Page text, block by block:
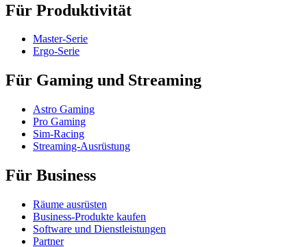
Für Produktivität
Master-Serie
Ergo-Serie
Für Gaming und Streaming
Astro Gaming
Pro Gaming
Sim-Racing
Streaming-Ausrüstung
Für Business
Räume ausrüsten
Business-Produkte kaufen
Software und Dienstleistungen
Partner